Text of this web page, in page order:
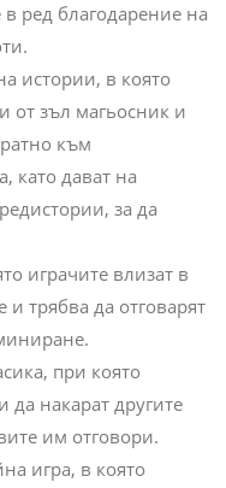
ред благодарение на
истории, в която
от зъл магьосник и
към
като дават на
за да
играчите влизат в
и трябва да отговарят
при която
да накарат другите
им отговори.
игра, в която